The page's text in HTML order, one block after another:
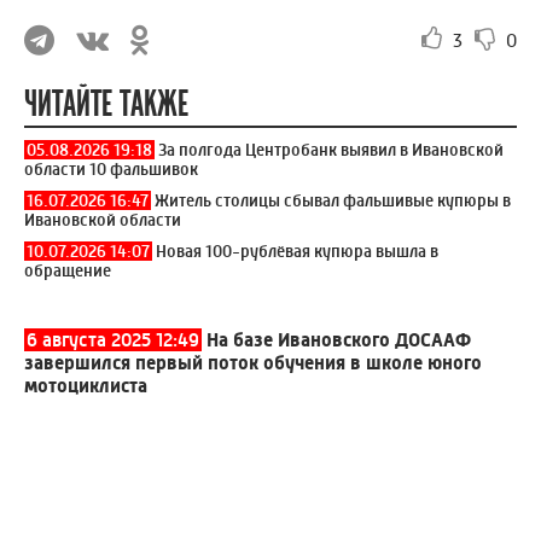
3 0
ЧИТАЙТЕ ТАКЖЕ
05.08.2026 19:18 За полгода Центробанк выявил в Ивановской
области 10 фальшивок
16.07.2026 16:47 Житель столицы сбывал фальшивые купюры в
Ивановской области
10.07.2026 14:07 Новая 100-рублёвая купюра вышла в
обращение
6 августа 2025 12:49 На базе Ивановского ДОСААФ
завершился первый поток обучения в школе юного
мотоциклиста